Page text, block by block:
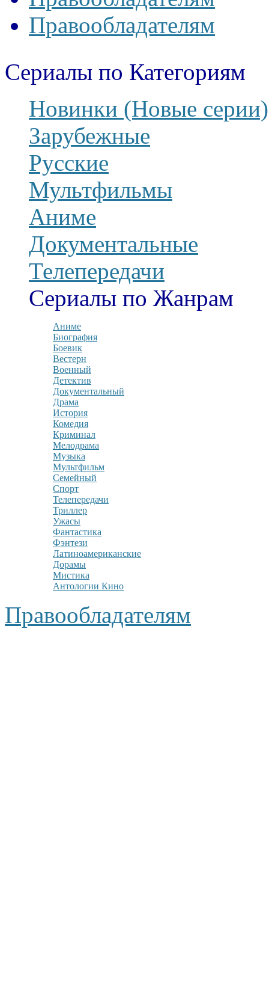
Правообладателям
Сериалы по Категориям
Новинки (Новые серии)
Зарубежные
Русские
Мультфильмы
Аниме
Документальные
Телепередачи
Сериалы по Жанрам
Аниме
Биография
Боевик
Вестерн
Военный
Детектив
Документальный
Драма
История
Комедия
Криминал
Мелодрама
Музыка
Мультфильм
Семейный
Спорт
Телепередачи
Триллер
Ужасы
Фантастика
Фэнтези
Латиноамериканские
Дорамы
Мистика
Антологии Кино
Правообладателям